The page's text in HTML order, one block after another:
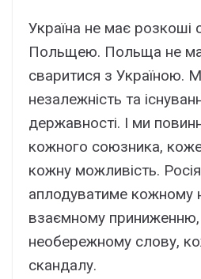
Україна не має розкоші
Польщею. Польща не
сваритися з Україною.
незалежність та
державності. І ми
кожного союзника,
кожну можливість.
аплодуватиме кожному
взаємному
необережному слову,
скандалу.